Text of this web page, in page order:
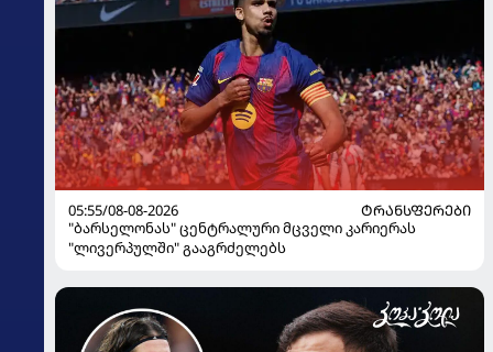
05:55/08-08-2026
ᲢᲠᲐᲜᲡᲤᲔᲠᲔᲑᲘ
"ბარსელონას" ცენტრალური მცველი კარიერას
"ლივერპულში" გააგრძელებს